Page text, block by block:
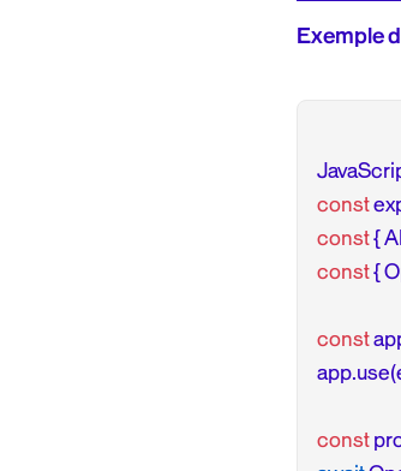
Exemple
const
const {
const {
const
const